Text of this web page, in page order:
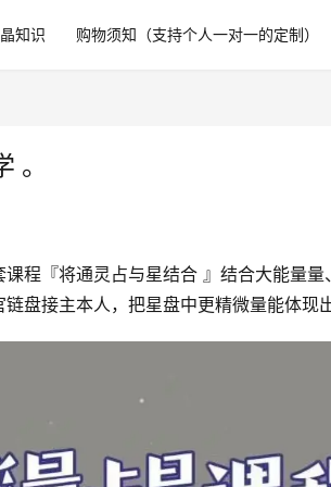
知识 购物须知（支持个人一对一的定制）
。
程『将通灵占与‬星结合 』结合大能量‬
盘接‬主本人，把星盘中更精微量能‬体现出